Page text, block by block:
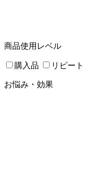
商品使用レベル
購入品 リピート
お悩み・効果